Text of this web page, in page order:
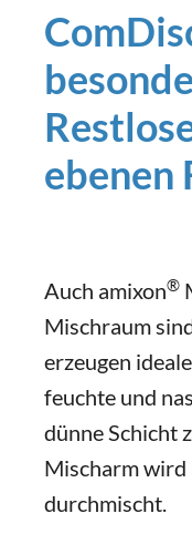
ebenen
Auch amixon®
Mischraum
erzeugen
feuchte und
dünne Schicht
Mischarm wird
durchmischt.